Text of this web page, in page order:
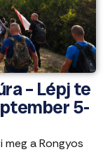
– Lépj te
5-
meg a Rongyos